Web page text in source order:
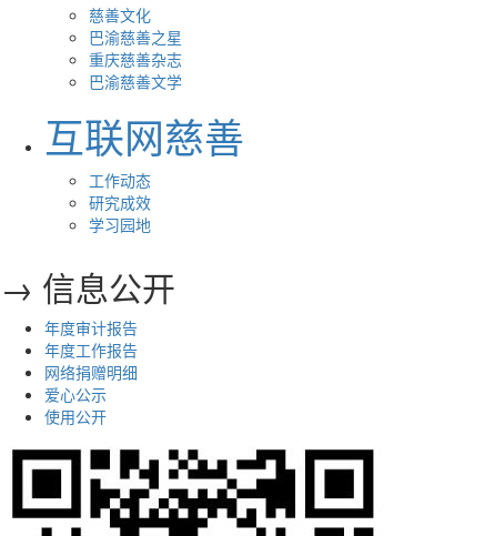
慈善文化
巴渝慈善之星
重庆慈善杂志
巴渝慈善文学
互联网慈善
工作动态
研究成效
学习园地
→ 信息公开
年度审计报告
年度工作报告
网络捐赠明细
爱心公示
使用公开